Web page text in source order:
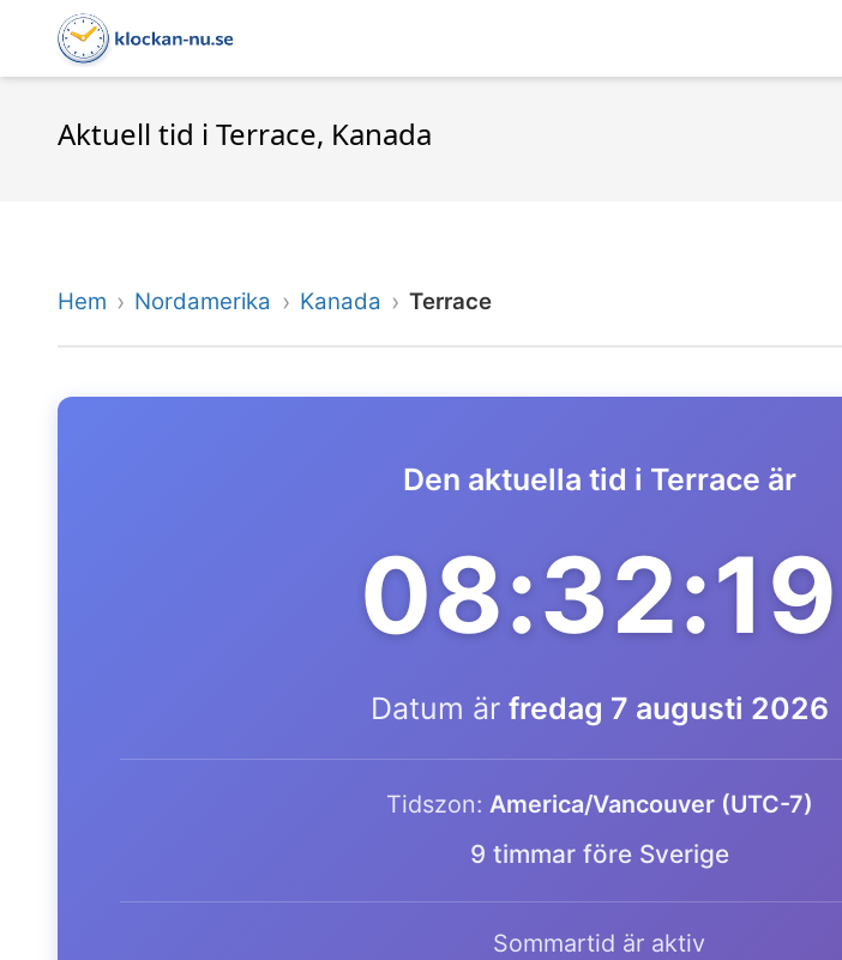
Aktuell tid i Terrace, Kanada
Hem Nordamerika Kanada Terrace
Den aktuella tid i Terrace är
08:32:19
Datum är fredag 7 augusti 2026
Tidszon: America/Vancouver (UTC-7)
9 timmar före Sverige
Sommartid är aktiv